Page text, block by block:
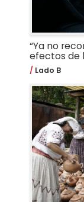
“Ya no
efectos de
Lado B